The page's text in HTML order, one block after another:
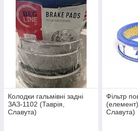
Колодки гальмівні задні
ЗАЗ-1102 (Таврія,
Славута)
Фільтр
Славута)